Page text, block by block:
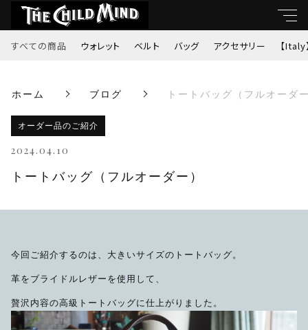
すべての商品 ウォレット ベルト バッグ アクセサリー 【Italy
ホーム ブログ トートバッグ（フルオーダ
オーダー品のご紹介
2024.04.10
トートバッグ（フルオーダー）
今回ご紹介するのは、大きいサイズのトートバッグ。
革をブライドルレザーを使用して、
贅沢内容の高級トートバッグに仕上がりました。
すべて
ベルト
バッグ
アクセサリー
【Italy】
限定品
子カテゴリ
並び順